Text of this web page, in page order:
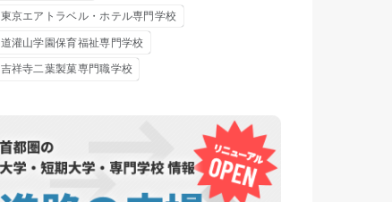
東京エアトラベル・ホテル専門学校
道灌山学園保育福祉専門学校
吉祥寺二葉製菓専門職学校